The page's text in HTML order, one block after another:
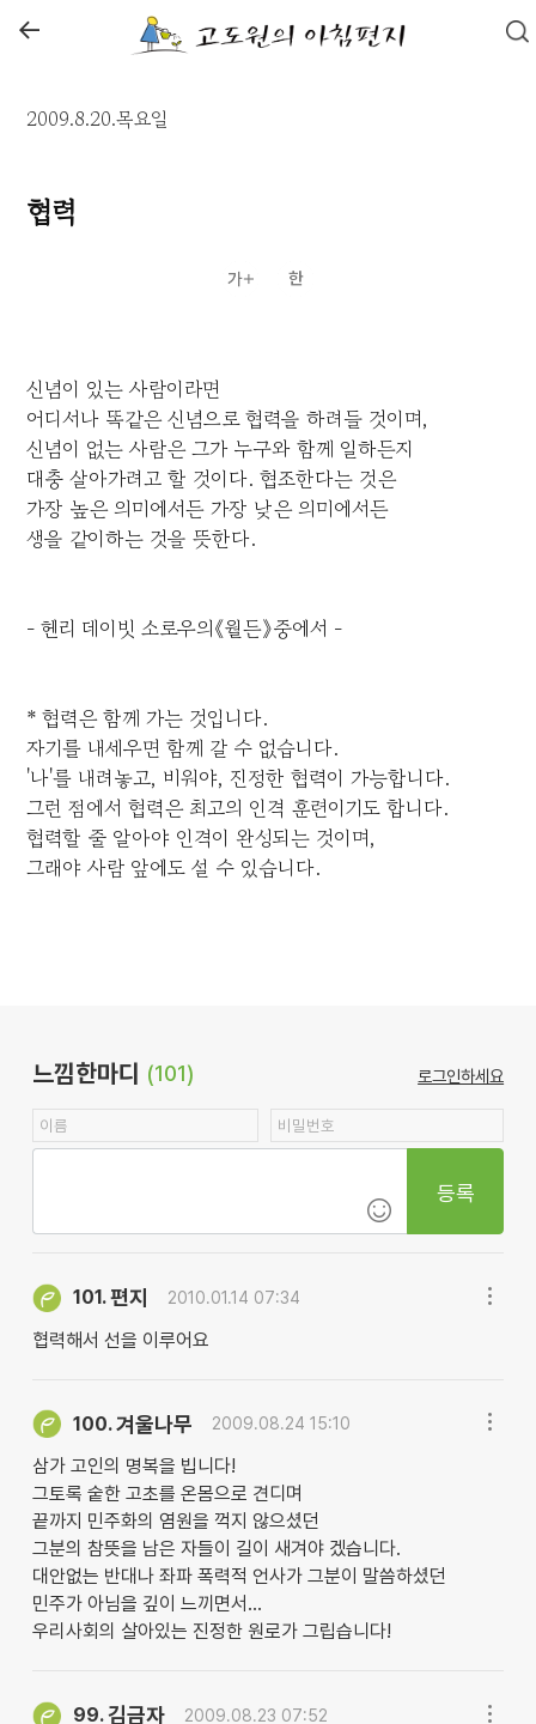
←
2009.8.20.목요일
협력
신념이 있는 사람이라면
어디서나 똑같은 신념으로 협력을 하려들 것이며,
신념이 없는 사람은 그가 누구와 함께 일하든지
대충 살아가려고 할 것이다. 협조한다는 것은
가장 높은 의미에서든 가장 낮은 의미에서든
생을 같이하는 것을 뜻한다.
- 헨리 데이빗 소로우의《월든》중에서 -
* 협력은 함께 가는 것입니다.
자기를 내세우면 함께 갈 수 없습니다.
'나'를 내려놓고, 비워야, 진정한 협력이 가능합니다.
그런 점에서 협력은 최고의 인격 훈련이기도 합니다.
협력할 줄 알아야 인격이 완성되는 것이며,
그래야 사람 앞에도 설 수 있습니다.
느낌한마디 (101) 로그인하세요
등록
101.편지 2010.01.14 07:34
협력해서 선을 이루어요
100.겨울나무 2009.08.24 15:10
삼가 고인의 명복을 빕니다!
그토록 숱한 고초를 온몸으로 견디며
끝까지 민주화의 염원을 꺽지 않으셨던
그분의 참뜻을 남은 자들이 길이 새겨야 겠습니다.
대안없는 반대나 좌파 폭력적 언사가 그분이 말씀하셨던
민주가 아님을 깊이 느끼면서...
우리사회의 살아있는 진정한 원로가 그립습니다!
99.김금자 2009.08.23 07:52